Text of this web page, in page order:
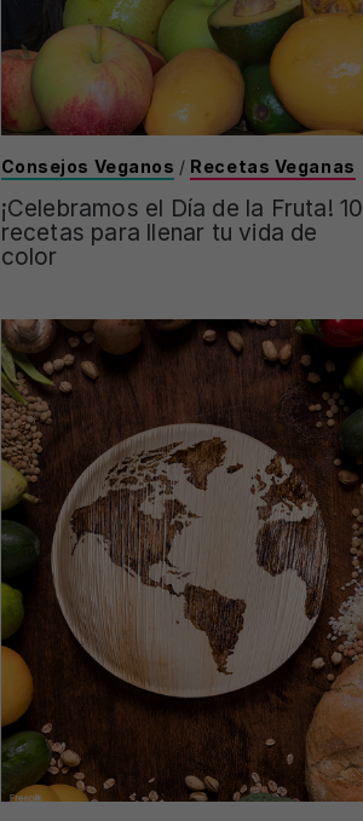
Consejos Veganos / Recetas Veganas
¡Celebramos el Día de la Fruta! 10
recetas para llenar tu vida de
color